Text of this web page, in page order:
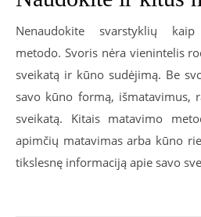
Nenaudokite svarstyklių
metodo. Svoris nėra vienintelis
sveikatą ir kūno sudėjimą. Be
savo kūno formą, išmatavimus,
sveikatą. Kitais matavimo
apimčių matavimas arba kūno
tikslesnę informaciją apie savo